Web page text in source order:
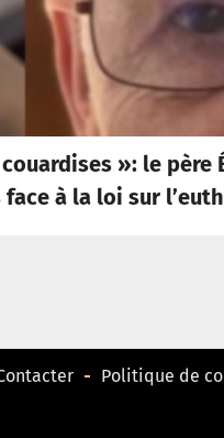
»: le
à la loi sur
Politique de